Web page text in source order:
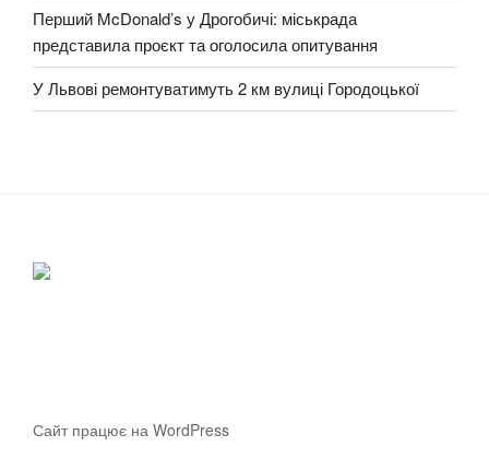
Перший McDonald’s у Дрогобичі: міськрада
представила проєкт та оголосила опитування
У Львові ремонтуватимуть 2 км вулиці Городоцької
Сайт працює на WordPress